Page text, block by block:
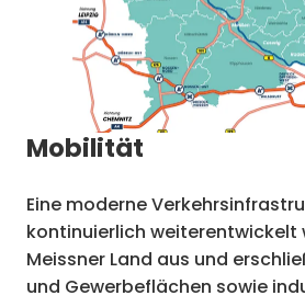
Mobilität
Eine moderne
kontinuierlich weiterentwickelt
Meissner Land aus und
und Gewerbeflächen sowie